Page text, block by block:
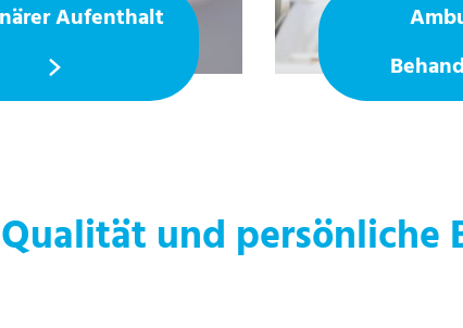
Aufenthalt
und persönliche